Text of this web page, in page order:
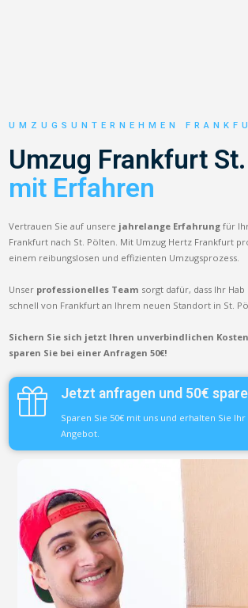
UMZUGSUNTERNEHMEN
Umzug Frankfurt
mit Erfahren
Vertrauen Sie auf unsere jahrelange Erfahrung für
Frankfurt nach St. Pölten. Mit Umzug Hertz Frankfurt
einem reibungslosen und effizienten Umzugsprozess.
Unser professionelles Team sorgt dafür, dass Ihr
schnell von Frankfurt an Ihrem neuen Standort in St.
Sichern Sie sich jetzt Ihren unverbindlichen
sparen Sie bei einer Anfragen 50€!
Jetzt anfragen und 50€
Sparen Sie 50€ mit uns und erhalten Sie
Angebot.